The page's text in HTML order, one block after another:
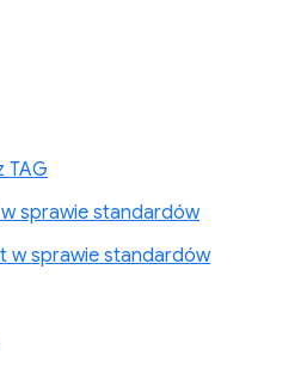
TAG
sprawie standardów
w sprawie standardów